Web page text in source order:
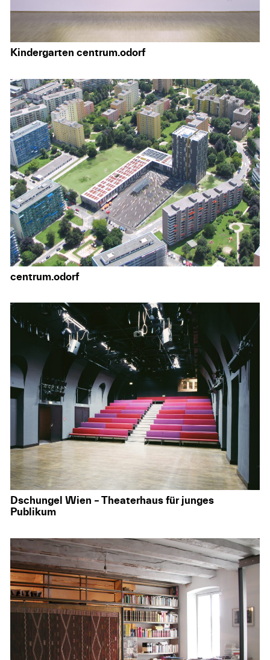
Kindergarten centrum.odorf
centrum.odorf
Dschungel Wien – Theaterhaus für junges
Publikum